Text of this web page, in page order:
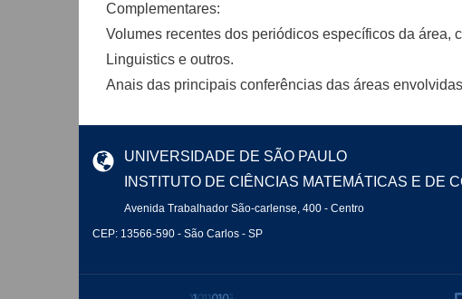
Complementares:
Volumes recentes dos periódicos específicos da área,
Linguistics e outros.
Anais das principais conferências das áreas
UNIVERSIDADE DE SÃO PAULO
INSTITUTO DE CIÊNCIAS MATEMÁTICAS E DE
Avenida Trabalhador São-carlense, 400 - Centro
CEP: 13566-590 - São Carlos - SP